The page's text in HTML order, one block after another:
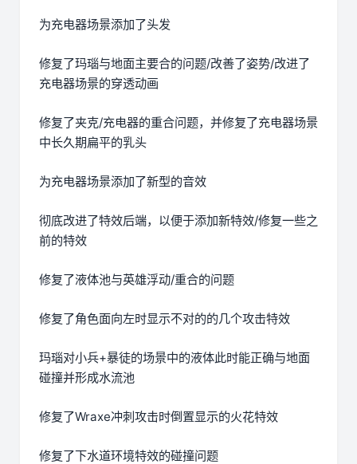
为充电器场景添加了头发
修复了玛瑙与地面主要合的问题/改善了姿势/改进了
充电器场景的穿透动画
修复了夹克/充电器的重合问题，并修复了充电器场景
中长久期扁平的乳头
为充电器场景添加了新型的音效
彻底改进了特效后端，以便于添加新特效/修复一些之
前的特效
修复了液体池与英雄浮动/重合的问题
修复了角色面向左时显示不对的的几个攻击特效
玛瑙对小兵+暴徒的场景中的液体此时能正确与地面
碰撞并形成水流池
修复了Wraxe冲刺攻击时倒置显示的火花特效
修复了下水道环境特效的碰撞问题